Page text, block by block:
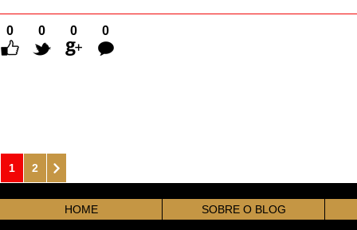
0 0 0
0
Comentários
1 2
HOME SOBRE O BLOG